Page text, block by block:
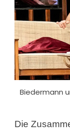
Biedermann
Die